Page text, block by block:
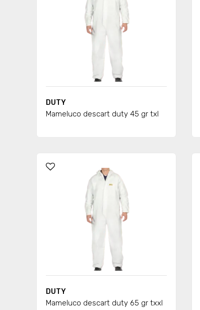
DUTY
Mameluco descart duty 45 gr txl
DUTY
Mameluco descart duty 65 gr txxl